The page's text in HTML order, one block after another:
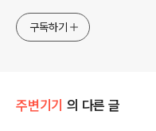
구독하기
주변기기 의 다른 글